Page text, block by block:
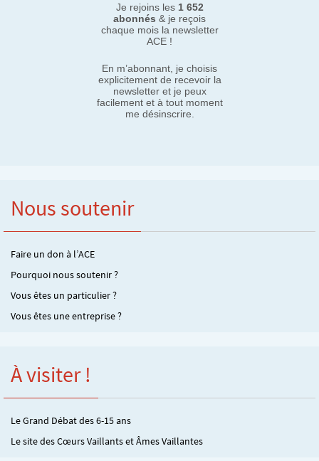
Je rejoins les 1 652
abonnés & je reçois
chaque mois la newsletter
ACE !
En m’abonnant, je choisis
explicitement de recevoir la
newsletter et je peux
facilement et à tout moment
me désinscrire.
Nous soutenir
Faire un don à l’ACE
Pourquoi nous soutenir ?
Vous êtes un particulier ?
Vous êtes une entreprise ?
À visiter !
Le Grand Débat des 6-15 ans
Le site des Cœurs Vaillants et Âmes Vaillantes